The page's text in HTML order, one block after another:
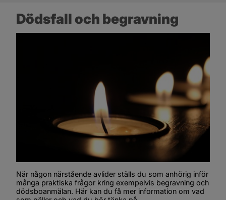
Dödsfall och begravning
När någon närstående avlider ställs du som anhörig inför
många praktiska frågor kring exempelvis begravning och
dödsboanmälan. Här kan du få mer information om vad